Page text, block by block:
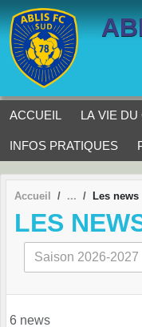
ACCUEIL LA VIE DU
INFOS PRATIQUES
Accueil Les news
LES
6 news
Panneau de gestion des